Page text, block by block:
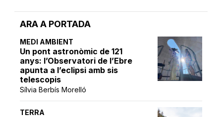
ARA A PORTADA
MEDI AMBIENT
Un pont astronòmic de 121
anys: l’Observatori de l’Ebre
apunta a l’eclipsi amb sis
telescopis
Sílvia Berbís Morelló
TERRA